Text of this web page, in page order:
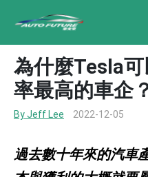
為什麼Tesla
率最高的車企
By Jeff Lee 2022-12-05
過去數十年來的汽車